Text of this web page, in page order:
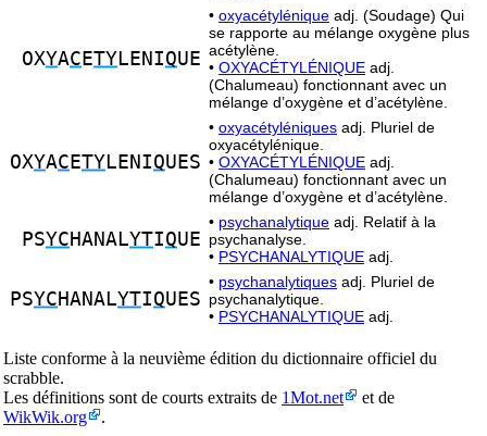
OXYAC ETYLENIQUE
• oxyacétylénique adj. (Soudage) Qui
se rapporte au mélange oxygène plus
acétylène.
• OXYACÉTYLÉNIQUE adj.
(Chalumeau) fonctionnant avec un
mélange d’oxygène et d’acétylène.
OXYAC ETYLENIQUES
• oxyacétyléniques adj. Pluriel de
oxyacétylénique.
• OXYACÉTYLÉNIQUE adj.
(Chalumeau) fonctionnant avec un
mélange d’oxygène et d’acétylène.
PSYC HANALYTIQUE
• psychanalytique adj. Relatif à la
psychanalyse.
• PSYCHANALYTIQUE adj.
PSYC HANALYTIQUES
• psychanalytiques adj. Pluriel de
psychanalytique.
• PSYCHANALYTIQUE adj.
Liste conforme à la neuvième édition du dictionnaire officiel du
scrabble.
Les définitions sont de courts extraits de 1Mot.net
et de
WikWik.org
.